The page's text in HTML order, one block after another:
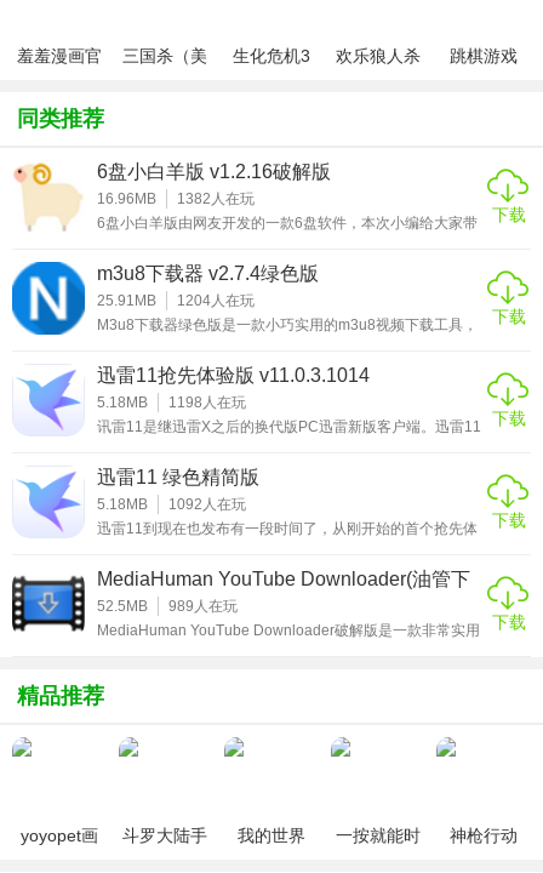
1、多种解析
都可以。
2、批量下载
多文件可以支持批量下载，让大家不用等候。
3、检索资源
无限制下载，支持多种文件的下载，并且下载速率可以达到
10M/S。
软件优势
1、支持直接过滤掉百度网盘上面的限速设置，让您可以保持
正常的电脑速度下载。
2、可以设置下载速度的上限，可以填写最大允许的下载速
3、支持下载的速度不能突破物理带宽，单位是mbps、一般
10mbps到1.2MB/s。
候，本软件可以检测到下载任务，并将其转换到软件下载。
5、支持自动分析您下载的地址，复制资源的url连接到软件上
使用方法
羞羞漫画官
三国杀（美
生化危机3
欢乐狼人杀
跳棋游戏
同类推荐
6盘小白羊版 v1.2.16破解版
16.96MB 1382 人在玩
6盘小白羊版由网友开发的一款6盘软件，本次小编给大家带
制，并且不限制下载速度，绿色小巧，下载解压即可使用非
常的方便，这是一款集网盘下载、资源搜索、BT任务于一身
的下载工具，绝对能够吸引大家，他能帮助大家备份电脑或
者手机上的各种文件，可以快速上传各种文件，还可以直接
下载
m3u8下载器 v2.7.4绿色版
25.91MB 1204人在玩
M3u8下载器绿色版是一款小巧实用的m3u8视频下载工具，
频都分割成了小片段，其m3u8就是来记录这一堆地址的文
件，使用本下载器可以快速的下载并合并成一个完整的视频
文件。N_m3u8DL-CLI软件功能强大，简单易用，目前它只
支持Windows平台。该程序依赖于ffmpeg.exe用于合并视
下载
迅雷11抢先体验版 v11.0.3.1014
5.18MB 1198 人在玩
讯雷11是继迅雷X之后的换代版PC迅雷新版客户端。迅雷11
为一，在迅雷云盘里，可以流畅的观看视频，从云盘取回文
件的速度，号称将前所未有的快！之前被许多忠实雷友们过
去一直吐槽的太像浏览器的问题，现在已经得到改进。这次
有着迅雷云盘的加持，而且得益于迅雷领先的下载技术，下
下载
迅雷11 绿色精简版
5.18MB 1092 人在玩
迅雷11到现在也发布有一段时间了，从刚开始的首个抢先体
了不少雷友的好评，得到了很多网友的肯定。在这一段时间
里，迅雷11再次突破自己。实现了全新的搜索功能，可以便
捷的搜索“下载、云盘、全网”中的内容。您云添加的文件，
也会在添加成功时弹出提示让您及时得知。开创性的将【下
下载
MediaHuman YouTube Downloader(油管下
载工具) v3.9.9.42破解版(含破解教程)
52.5MB 989 人在玩
MediaHuman YouTube Downloader破解版是一款非常实用
装即可，其详细的安装破解教程可参考下文操作，亲测可
用。MediaHuman YouTube Downloader破解版上有很多有
文件，软件将
下载
精品推荐
yoyopet画
斗罗大陆手
我的世界
一按就能时
神枪行动